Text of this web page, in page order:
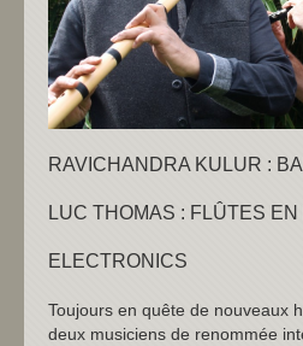
RAVICHANDRA KULUR :
LUC THOMAS : FLÛTES EN
ELECTRONICS
Toujours en quête de nouveaux
deux musiciens de renommée